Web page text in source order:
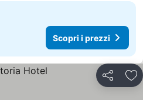
Scopri i prezzi
Condividi